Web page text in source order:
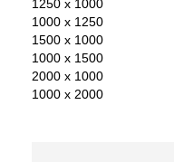
1250 x 1000
1000 x 1250
1500 x 1000
1000 x 1500
2000 x 1000
1000 x 2000